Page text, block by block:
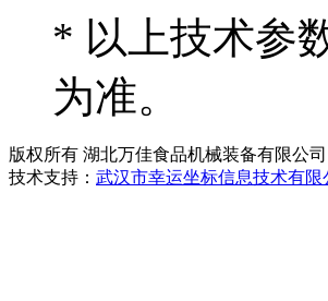
* 以上技术参
为准。
版权所有 湖北万佳食品机械装备有限公司
技术支持： 武汉市幸运坐标信息技术有限